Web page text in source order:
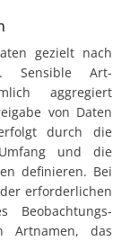
gezielt nach
Sensible Art-
aggregiert
von Daten
durch die
und die
definieren. Bei
erforderlichen
Artnamen, das